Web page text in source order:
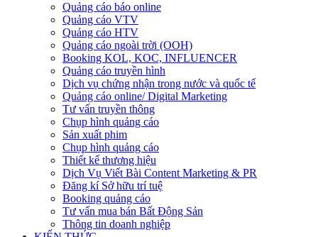
Quảng cáo báo online
Quảng cáo VTV
Quảng cáo HTV
Quảng cáo ngoài trời (OOH)
Booking KOL, KOC, INFLUENCER
Quảng cáo truyền hình
Dịch vụ chứng nhận trong nước và quốc tế
Quảng cáo online/ Digital Marketing
Tư vấn truyền thông
Chụp hình quảng cáo
Sản xuất phim
Chụp hình quảng cáo
Thiết kế thương hiệu
Dịch Vụ Viết Bài Content Marketing & PR
Đăng kí Sở hữu trí tuệ
Booking quảng cáo
Tư vấn mua bán Bất Động Sản
Thông tin doanh nghiệp